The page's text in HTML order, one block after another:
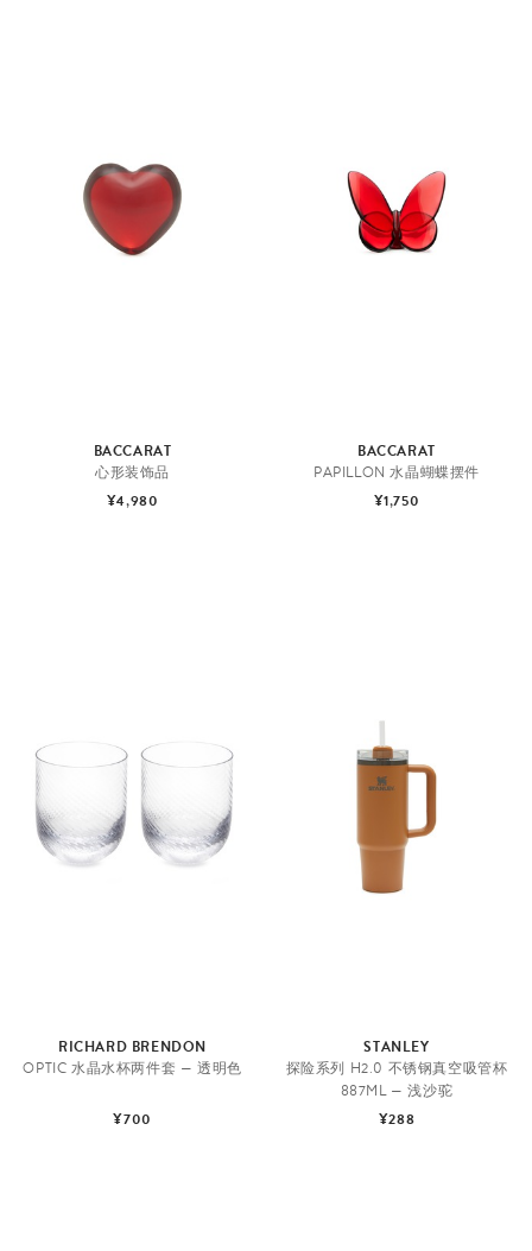
BACCARAT
心形装饰品
¥4,980
BACCARAT
PAPILLON 水晶蝴蝶摆件
¥1,750
RICHARD BRENDON
OPTIC 水晶水杯两件套 — 透明色
¥700
STANLEY
探险系列 H2.0 不锈钢真空吸管杯
887ML — 浅沙驼
¥288